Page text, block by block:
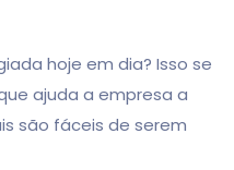
hoje em dia? Isso se
ajuda a empresa a
são fáceis de serem